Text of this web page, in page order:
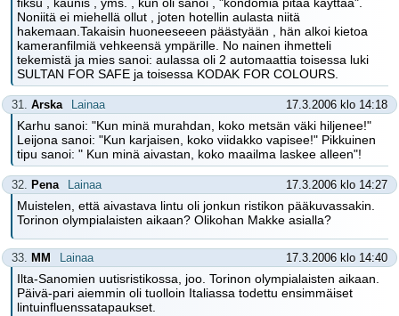
Noniitä ei miehellä ollut , joten hotellin aulasta niitä
hakemaan.Takaisin huoneeseeen päästyään , hän alkoi kietoa
kameranfilmiä vehkeensä ympärille. No nainen ihmetteli
tekemistä ja mies sanoi: aulassa oli 2 automaattia toisessa luki
SULTAN FOR SAFE ja toisessa KODAK FOR COLOURS.
31. Arska Lainaa 17.3.2006 klo 14:18
Karhu sanoi: "Kun minä murahdan, koko metsän väki hiljenee!"
Leijona sanoi: "Kun karjaisen, koko viidakko vapisee!" Pikkuinen
tipu sanoi: " Kun minä aivastan, koko maailma laskee alleen"!
32. Pena Lainaa 17.3.2006 klo 14:27
Muistelen, että aivastava lintu oli jonkun ristikon pääkuvassakin.
Torinon olympialaisten aikaan? Olikohan Makke asialla?
33. MM Lainaa 17.3.2006 klo 14:40
Ilta-Sanomien uutisristikossa, joo. Torinon olympialaisten aikaan.
Päivä-pari aiemmin oli tuolloin Italiassa todettu ensimmäiset
lintuinfluenssatapaukset.